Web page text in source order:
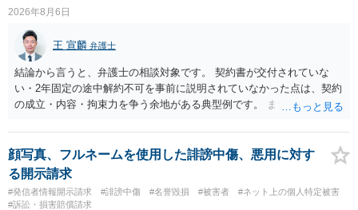
2026年8月6日
王 宣麟 弁護士
結論から言うと、弁護士の相談対象です。 契約書が交付されていな
い・2年固定の途中解約不可を事前に説明されていなかった点は、契約
の成立・内容・拘束力を争う余地がある典型例です。 まずは、運営と
みてはいかがでしょうか。 また同時並行で（もしまだされていないの
であれば）書面で退所意思の明確化はしておくべきだと考えます。
顔写真、フルネームを使用した誹謗中傷、悪用に対す
る開示請求
#発信者情報開示請求 #誹謗中傷 #名誉毀損 #被害者
#ネット上の個人特定被害
#訴訟・損害賠償請求